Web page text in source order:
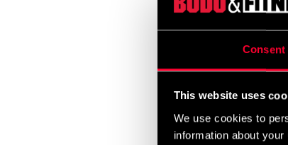
Consent
This website uses
We use cookies to
information about